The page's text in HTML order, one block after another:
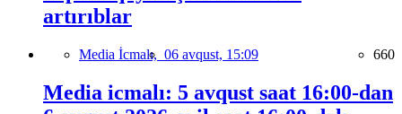
artırıblar
Media İcmalı, 06 avqust, 15:09 660
Media icmalı: 5 avqust saat 16:00-dan